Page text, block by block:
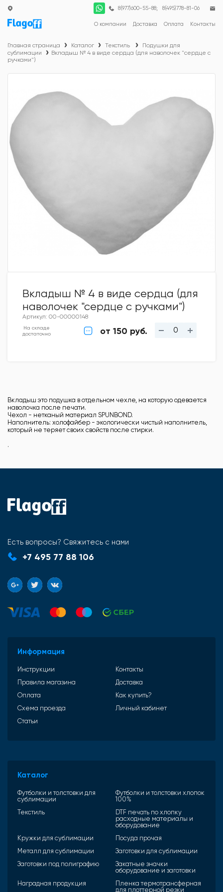
О компании Доставка Оплата Контакты
8(977)600-55-88; 8(495)778-81-06
Главная страница Каталог Текстиль
Подушки для
сублимации
Вкладыш № 4 в виде сердца (для наволочек "сердце с
ручками")
Вкладыш № 4 в виде сердца (для
наволочек "сердце с ручками")
Артикул: 00-00000148
На складе
достаточно
от 150 руб.
Вкладыш это подушка в отдельном чехле, на которую одевается
наволочка после печати.
Чехол - нетканый материал SPUNBOND.
Наполнитель: холофайбер - экологически чистый наполнитель,
который не теряет своих свойств после стирки.
.
Есть вопросы? Свяжитесь с нами
+7 495 77 88 106
Информация
Инструкции
Контакты
Правила магазина
Доставка
Оплата
Как купить?
Схема проезда
Личный кабинет
Статьи
Каталог
Футболки и толстовки для
сублимации
Футболки и толстовки хлопок
100%
Текстиль
DTF печать по хлопку
расходные материалы и
оборудование
Кружки для сублимации
Посуда прочая
Металл для сублимации
Заготовки для сублимации
Заготовки под полиграфию
Закатные значки
оборудование и заготовки
Наградная продукция
Пленка термотрансферная
для плоттерной резки